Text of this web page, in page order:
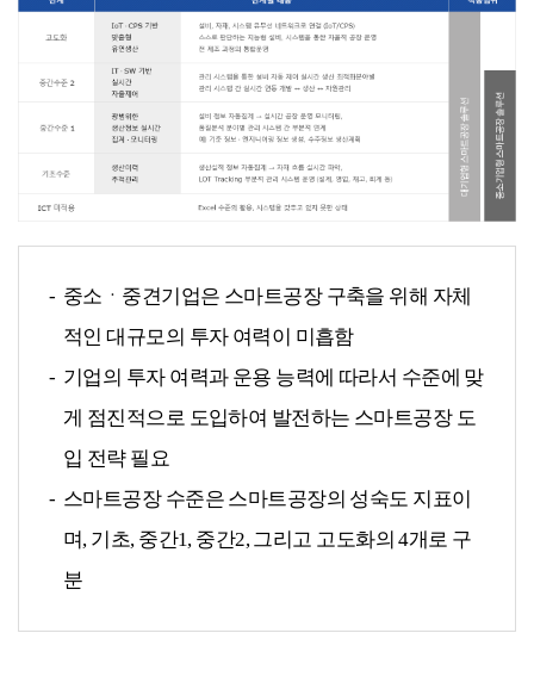
중소ㆍ중견기업은 스마트공장 구축을 위해 자체
적인 대규모의 투자 여력이 미흡함
기업의 투자 여력과 운용 능력에 따라서 수준에 맞
게 점진적으로 도입하여 발전하는 스마트공장 도
입 전략 필요
스마트공장 수준은 스마트공장의 성숙도 지표이
며, 기초, 중간1, 중간2, 그리고 고도화의 4개로 구
분